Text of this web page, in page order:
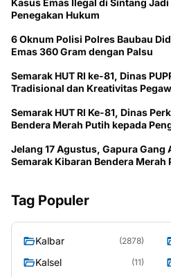
Kasus Emas Ilegal di Sintang
Penegakan Hukum
6 Oknum Polisi Polres Baubau
Emas 360 Gram dengan Palsu
Semarak HUT RI ke-81, Dinas
Tradisional dan Kreativitas
Semarak HUT RI Ke-81, Dinas
Bendera Merah Putih kepada
Jelang 17 Agustus, Gapura Gang
Semarak Kibaran Bendera Merah
Tag Populer
Kalbar (2878)
Kalsel (11)